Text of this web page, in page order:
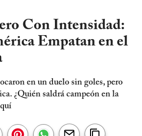
Con Intensidad:
Empatan en el
en un duelo sin goles, pero
¿Quién saldrá campeón en la